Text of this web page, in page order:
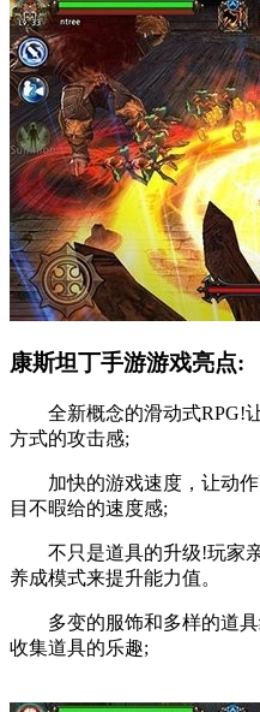
康斯坦丁手游游戏亮点:
全新概念的滑动式RPG!让
方式的攻击感;
加快的游戏速度，让动作
目不暇给的速度感;
不只是道具的升级!玩家亲
养成模式来提升能力值。
多变的服饰和多样的道具
收集道具的乐趣;